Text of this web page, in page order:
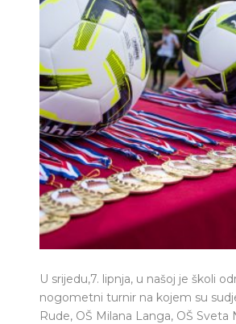
U srijedu,7. lipnja, u našoj je školi
nogometni turnir na kojem su
Rude, OŠ Milana Langa, OŠ Sveta